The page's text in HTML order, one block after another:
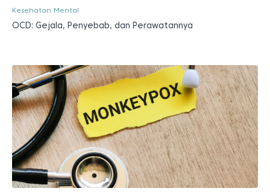
Kesehatan Mental
OCD: Gejala, Penyebab, dan Perawatannya